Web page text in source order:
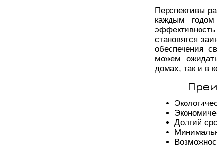
Перспективы
каждым
становятся
обеспечения
можем
домах, так и в
Долгий